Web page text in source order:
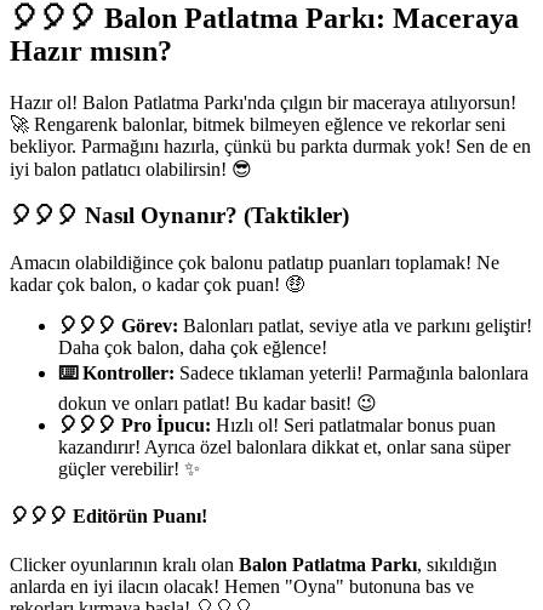
🎈🎈🎈 Balon Patlatma Parkı: Maceraya
Hazır mısın?
Hazır ol! Balon Patlatma Parkı'nda çılgın bir maceraya atılıyorsun!
🚀 Rengarenk balonlar, bitmek bilmeyen eğlence ve rekorlar seni
bekliyor. Parmağını hazırla, çünkü bu parkta durmak yok! Sen de en
iyi balon patlatıcı olabilirsin! 😎
🎈🎈🎈 Nasıl Oynanır? (Taktikler)
Amacın olabildiğince çok balonu patlatıp puanları toplamak! Ne
kadar çok balon, o kadar çok puan! 🤑
🎈🎈🎈 Görev: Balonları patlat, seviye atla ve parkını geliştir!
Daha çok balon, daha çok eğlence!
⌨️ Kontroller: Sadece tıklaman yeterli! Parmağınla balonlara
dokun ve onları patlat! Bu kadar basit! 😉
🎈🎈🎈 Pro İpucu: Hızlı ol! Seri patlatmalar bonus puan
kazandırır! Ayrıca özel balonlara dikkat et, onlar sana süper
güçler verebilir! ✨
🎈🎈🎈 Editörün Puanı!
Clicker oyunlarının kralı olan Balon Patlatma Parkı, sıkıldığın
anlarda en iyi ilacın olacak! Hemen "Oyna" butonuna bas ve